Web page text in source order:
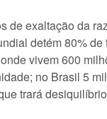
de exaltação da
detém 80%
vivem 600
no Brasil 5
trará